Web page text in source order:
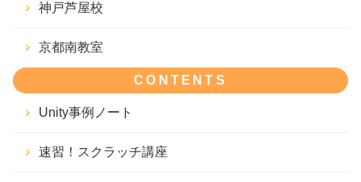
神戸芦屋校
京都南教室
CONTENTS
Unity事例ノート
速習！スクラッチ講座